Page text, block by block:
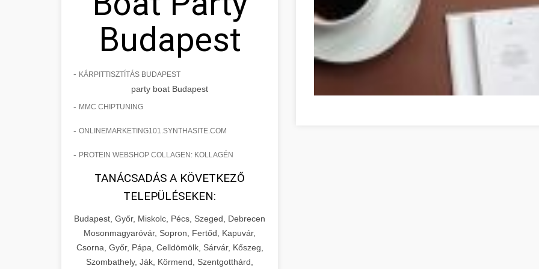
Budapest
- KÁRPITTISZTÍTÁS BUDAPEST
party boat Budapest
- MMC CHIPTUNING
- ONLINEMARKETING101.SYNTHASITE.COM
- PROTEIN WEBSHOP COLLAGEN: KOLLAGÉN
TANÁCSADÁS A KÖVETKEZŐ
TELEPÜLÉSEKEN:
Budapest, Győr, Miskolc, Pécs, Szeged, Debrecen
Mosonmagyaróvár, Sopron, Fertőd, Kapuvár,
Csorna, Győr, Pápa, Celldömölk, Sárvár, Kőszeg,
Szombathely, Ják, Körmend, Szentgotthárd,